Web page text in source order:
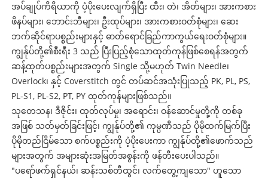
အပ်ချုပ်ကိရိယာကို ပံ့ပိုးပေးလျက်ရှိပြီး ထီး၊ တဲ၊ အိတ်များ၊ အားကစား
ဖိနပ်များ၊ ဘောင်းဘီများ၊ ဦးထုပ်များ၊ အားကစားဝတ်စုံများ၊ ဆေး
ဘက်ဆိုင်ရာပစ္စည်းများနှင့် ဓာတ်ရောင်ခြည်ကာကွယ်ရေးဝတ်စုံများ။
ကျွန်ုပ်တို့၏စီးရီး 3 သည် ပြီးပြည့်စုံသောထုတ်ကုန်ဖြစ်စေရန်အတွက်
ဆန့်ထုတ်ပစ္စည်းများအတွက် Single သို့မဟုတ် Twin Needle၊
Overlock၊ နှင့် Coverstitch တွင် တပ်ဆင်အသုံးပြုသည့် PK, PL, PS,
PL-S1, PL-S2, PT, PY ထုတ်ကုန်များဖြစ်သည်။
သုတေသန၊ ဒီဇိုင်း၊ ထုတ်လုပ်မှု၊ အရောင်း၊ ဝန်ဆောင်မှုတို့ကို တစ်ခု
အဖြစ် သတ်မှတ်ခြင်းဖြင့်၊ ကျွန်ုပ်တို့၏ ကုမ္ပဏီသည် ပိုမိုထက်မြက်ပြီး
ပိုမိုတည်ငြိမ်သော စက်ပစ္စည်းကို ပံ့ပိုးပေးကာ ကျွန်ုပ်တို့၏ဖောက်သည်
များအတွက် အများဆုံးအမြတ်အစွန်းကို ဖန်တီးပေးပါသည်။
"ပရော်ဖက်ရှင်နယ်၊ ဆန်းသစ်တီထွင်၊ လက်တွေ့ကျသော" ဟူသော